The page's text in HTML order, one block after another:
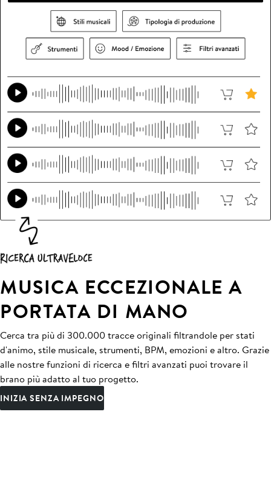
MUSICA ECCEZIONALE A
PORTATA DI MANO
Cerca tra più di 300.000 tracce originali filtrandole per stati
d'animo, stile musicale, strumenti, BPM, emozioni e altro. Grazie
alle nostre funzioni di ricerca e filtri avanzati puoi trovare il
brano più adatto al tuo progetto.
INIZIA SENZA IMPEGNO